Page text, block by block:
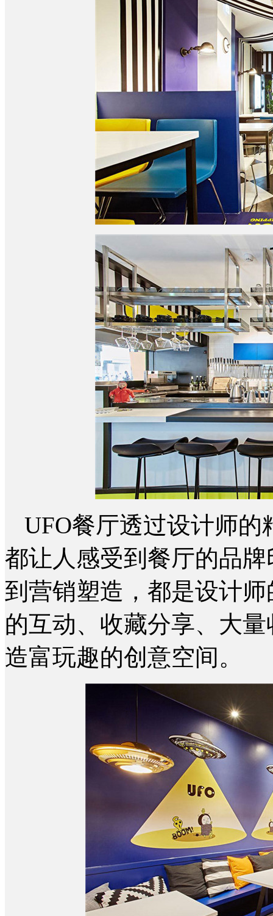
UFO餐厅透过设计师
都让人感受到餐厅的品
到营销塑造，都是设计
的互动、收藏分享、大
造富玩趣的创意空间。